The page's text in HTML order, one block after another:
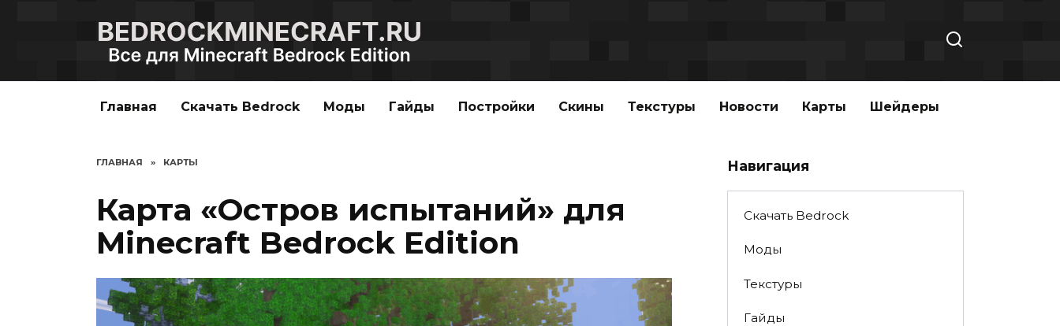
Главная Скачать Bedrock Моды Гайды Постройки Скины Текстуры Новости Карты Шейдеры
ГЛАВНАЯ » КАРТЫ
Карта «Остров испытаний» для
Minecraft Bedrock Edition
Навигация
Скачать Bedrock
Моды
Текстуры
Гайды